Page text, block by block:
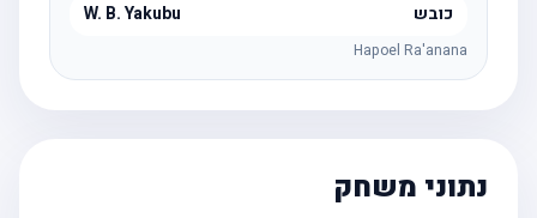
כובש W. B. Yakubu
Hapoel Ra'anana
נתוני משחק